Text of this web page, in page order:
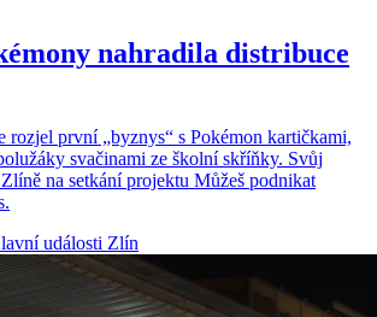
nahradila distribuce
rozjel první „byznys“ s Pokémon kartičkami,
svačinami ze školní skříňky. Svůj
na setkání projektu Můžeš podnikat
události Zlín